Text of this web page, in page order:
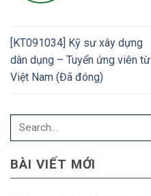
/[KT091034] Kỹ sư xây dựng
dân dụng – Tuyển ứng viên từ
Việt Nam (Đã đóng)
BÀI VIẾT MỚI